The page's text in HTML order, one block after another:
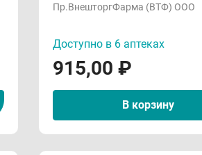
Пр.ВнешторгФарма (ВТФ) ООО
Доступно в 6 аптеках
915,00 ₽
В корзину